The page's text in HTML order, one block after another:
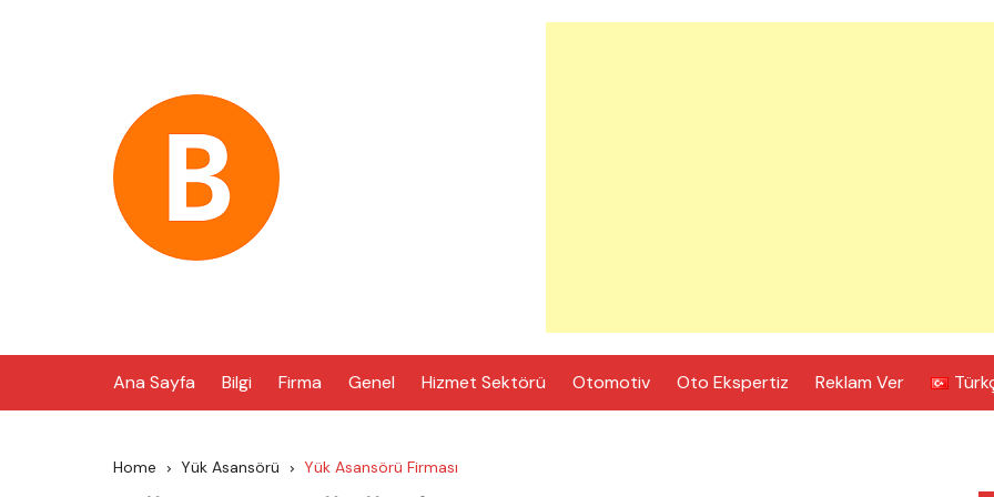
Ana Sayfa Bilgi Firma Genel Hizmet Sektörü Otomotiv Oto Ekspertiz Reklam Ver
Home Yük Asansörü Yük Asansörü Firması